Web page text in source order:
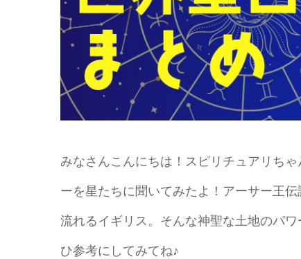
みなさんこんにちは！スピリチュアリち
ーを星たちに聞いてみたよ！アーサー王
流れるイギリス。そんな神聖な土地のパ
ひ参考にしてみてね♪